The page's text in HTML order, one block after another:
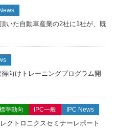
いた自動車産業の2社に1社が、既
向けトレーニングプログラム開
準動向 IPC一般 IPC News
クトロニクスセミナーレポート